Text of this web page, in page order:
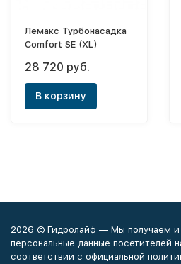
Лемакс Турбонасадка
Сomfort SE (XL)
28 720 руб.
В корзину
2026 © Гидролайф — Мы получаем и
персональные данные посетителей
соответствии с официальной